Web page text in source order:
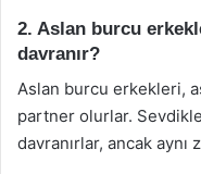
2. Aslan burcu
davranır?
Aslan burcu erkekleri,
partner olurlar.
davranırlar, ancak aynı